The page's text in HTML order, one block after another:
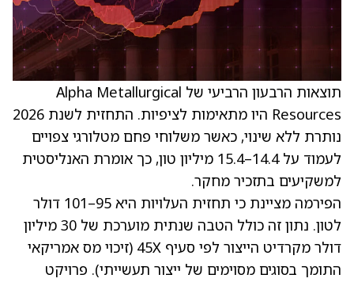
תוצאות הרבעון הרביעי של Alpha Metallurgical
Resources היו מתאימות לציפיות. התחזית לשנת 2026
נותרת ללא שינוי, כאשר משלוחי פחם מטלורגי צפויים
לעמוד על 14.4–15.4 מיליון טון, כך אומרת האנליסטית
למשקיעים בתזכיר מחקר.
הפירמה מציינת כי תחזית העלויות היא 95–101 דולר
לטון. נתון זה כולל הטבה שנתית מוערכת של 30 מיליון
דולר מקרדיט הייצור לפי סעיף 45X (זיכוי מס אמריקאי
התומך בסוגים מסוימים של ייצור תעשייתי). פרויקט